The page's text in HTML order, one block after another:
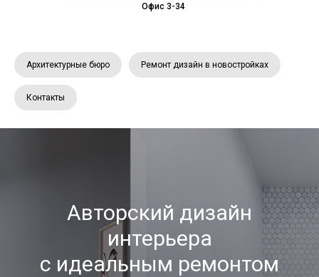
Офис 3-34
Архитектурные бюро Ремонт дизайн в новостройках
Контакты
Авторский дизайн
интерьера
с идеальным ремонтом